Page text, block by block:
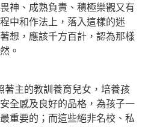
神、成熟負責、積極樂觀又有
中和作法上，落入這樣的迷
想，應該千方百計，認為那樣
。
主的教訓養育兒女，培養孩
全感及良好的品格，為孩子一
重要的；而這些絕非名校、私